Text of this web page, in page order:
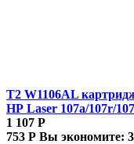
T2 W1106AL
HP Laser 107a/107r/
1 107 Р
753 Р Вы экономите: